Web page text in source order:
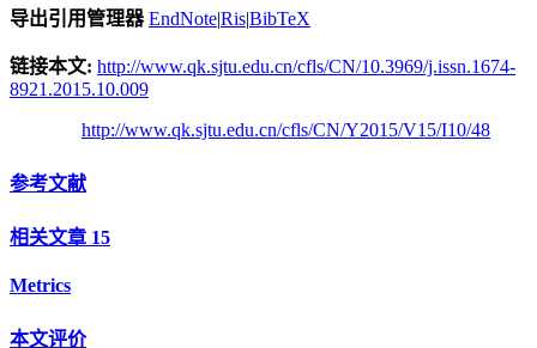
导出引用管理器 EndNoteRisBibTeX
链接本文: http://www.qk.sjtu.edu.cn/cfls/CN/10.3969/j.issn.1674-
8921.2015.10.009
http://www.qk.sjtu.edu.cn/cfls/CN/Y2015/V15/I10/48
参考文献
相关文章 15
Metrics
本文评价